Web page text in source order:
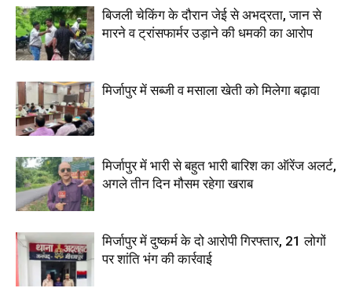
बिजली चेकिंग के दौरान जेई से अभद्रता, जान से
मारने व ट्रांसफार्मर उड़ाने की धमकी का आरोप
मिर्जापुर में सब्जी व मसाला खेती को मिलेगा बढ़ावा
मिर्जापुर में भारी से बहुत भारी बारिश का ऑरेंज अलर्ट,
अगले तीन दिन मौसम रहेगा खराब
मिर्जापुर में दुष्कर्म के दो आरोपी गिरफ्तार, 21 लोगों
पर शांति भंग की कार्रवाई